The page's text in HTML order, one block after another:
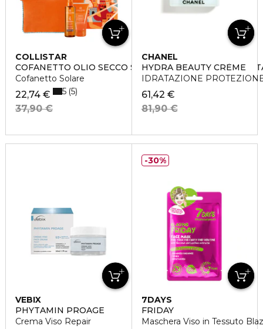
COLLISTAR
COFANETTO OLIO SECCO SUPERABBRONZANTE
Cofanetto Solare
22,74 €
37,90 €
5 5
CHANEL
HYDRA BEAUTY CRÈME
IDRATAZIONE
61,42 €
81,90 €
VEBIX
PHYTAMIN PROAGE
Crema Viso Repair
7DAYS
FRIDAY
Maschera Viso in Tessuto
30%